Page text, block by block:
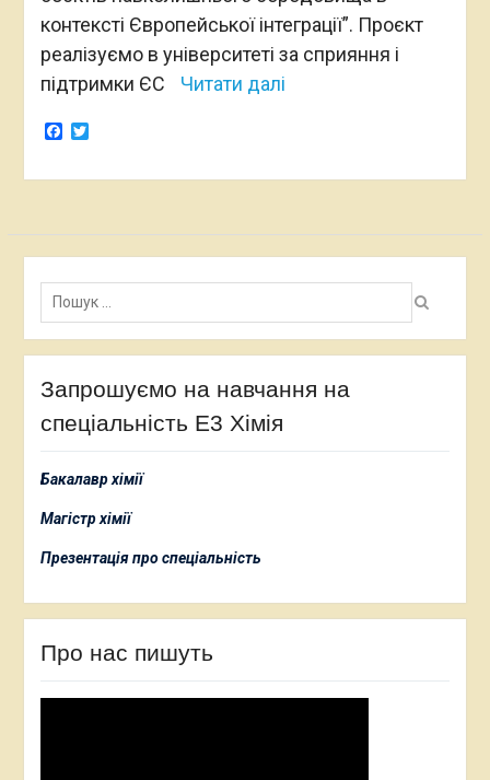
контексті Європейської інтеграції”. Проєкт
реалізуємо в університеті за сприяння і
підтримки ЄС
Читати далі
Facebook
Twitter
Пошук:
Запрошуємо на навчання на
спеціальність Е3 Хімія
Бакалавр хімії
Магістр хімії
Презентація про спеціальність
Про нас пишуть